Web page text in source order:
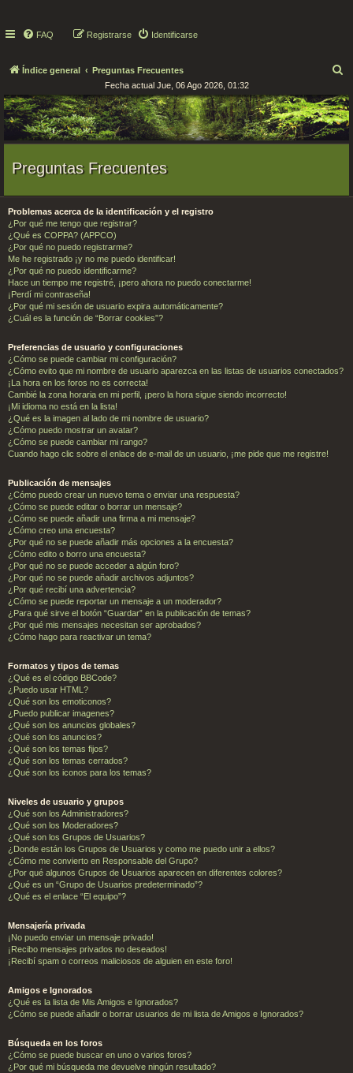
FAQ Identificarse
Registrarse
Índice general Preguntas Frecuentes
s
c
a
Fecha actual Jue, 06 Ago 2026, 01:32
Preguntas Frecuentes
Problemas acerca de la identificación y el registro
¿Por qué me tengo que registrar?
¿Qué es COPPA? (APPCO)
¿Por qué no puedo registrarme?
Me he registrado ¡y no me puedo identificar!
¿Por qué no puedo identificarme?
Hace un tiempo me registré, ¡pero ahora no puedo conectarme!
¡Perdí mi contraseña!
¿Por qué mi sesión de usuario expira automáticamente?
¿Cuál es la función de “Borrar cookies”?
Preferencias de usuario y configuraciones
¿Cómo se puede cambiar mi configuración?
¿Cómo evito que mi nombre de usuario aparezca en las listas de usuarios conectados?
¡La hora en los foros no es correcta!
Cambié la zona horaria en mi perfil, ¡pero la hora sigue siendo incorrecto!
¡Mi idioma no está en la lista!
¿Qué es la imagen al lado de mi nombre de usuario?
¿Cómo puedo mostrar un avatar?
¿Cómo se puede cambiar mi rango?
Cuando hago clic sobre el enlace de e-mail de un usuario, ¡me pide que me registre!
Publicación de mensajes
¿Cómo puedo crear un nuevo tema o enviar una respuesta?
¿Cómo se puede editar o borrar un mensaje?
¿Cómo se puede añadir una firma a mi mensaje?
¿Cómo creo una encuesta?
¿Por qué no se puede añadir más opciones a la encuesta?
¿Cómo edito o borro una encuesta?
¿Por qué no se puede acceder a algún foro?
¿Por qué no se puede añadir archivos adjuntos?
¿Por qué recibí una advertencia?
¿Cómo se puede reportar un mensaje a un moderador?
¿Para qué sirve el botón “Guardar” en la publicación de temas?
¿Por qué mis mensajes necesitan ser aprobados?
¿Cómo hago para reactivar un tema?
Formatos y tipos de temas
¿Qué es el código BBCode?
¿Puedo usar HTML?
¿Qué son los emoticonos?
¿Puedo publicar imagenes?
¿Qué son los anuncios globales?
¿Qué son los anuncios?
¿Qué son los temas fijos?
¿Qué son los temas cerrados?
¿Qué son los iconos para los temas?
Niveles de usuario y grupos
¿Qué son los Administradores?
¿Qué son los Moderadores?
¿Qué son los Grupos de Usuarios?
¿Donde están los Grupos de Usuarios y como me puedo unir a ellos?
¿Cómo me convierto en Responsable del Grupo?
¿Por qué algunos Grupos de Usuarios aparecen en diferentes colores?
¿Qué es un “Grupo de Usuarios predeterminado”?
¿Qué es el enlace “El equipo”?
Mensajería privada
¡No puedo enviar un mensaje privado!
¡Recibo mensajes privados no deseados!
¡Recibí spam o correos maliciosos de alguien en este foro!
Amigos e Ignorados
¿Qué es la lista de Mis Amigos e Ignorados?
¿Cómo se puede añadir o borrar usuarios de mi lista de Amigos e Ignorados?
Búsqueda en los foros
¿Cómo se puede buscar en uno o varios foros?
¿Por qué mi búsqueda me devuelve ningún resultado?